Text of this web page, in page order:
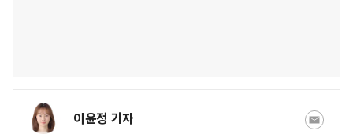
이윤정 기자